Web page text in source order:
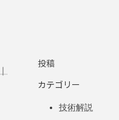
投稿
カテゴリー
技術解説